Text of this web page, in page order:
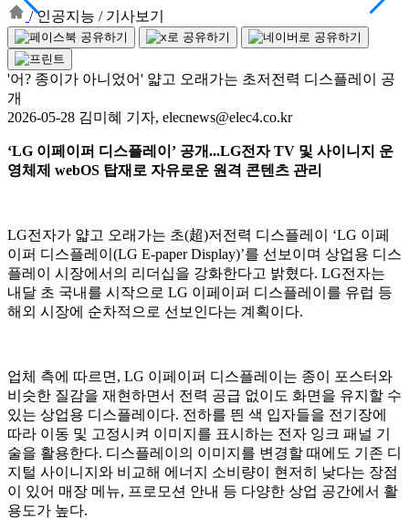
/인공지능 / 기사보기
'어? 종이가 아니었어' 얇고 오래가는 초저전력 디스플레이 공
개
2026-05-28 김미혜 기자, elecnews@elec4.co.kr
‘LG 이페이퍼 디스플레이’ 공개...LG전자 TV 및 사이니지 운
영체제 webOS 탑재로 자유로운 원격 콘텐츠 관리
LG전자가 얇고 오래가는 초(超)저전력 디스플레이 ‘LG 이페
이퍼 디스플레이(LG E-paper Display)’를 선보이며 상업용 디스
플레이 시장에서의 리더십을 강화한다고 밝혔다. LG전자는
내달 초 국내를 시작으로 LG 이페이퍼 디스플레이를 유럽 등
해외 시장에 순차적으로 선보인다는 계획이다.
업체 측에 따르면, LG 이페이퍼 디스플레이는 종이 포스터와
비슷한 질감을 재현하면서 전력 공급 없이도 화면을 유지할 수
있는 상업용 디스플레이다. 전하를 띈 색 입자들을 전기장에
따라 이동 및 고정시켜 이미지를 표시하는 전자 잉크 패널 기
술을 활용한다. 디스플레이의 이미지를 변경할 때에도 기존 디
지털 사이니지와 비교해 에너지 소비량이 현저히 낮다는 장점
이 있어 매장 메뉴, 프로모션 안내 등 다양한 상업 공간에서 활
용도가 높다.